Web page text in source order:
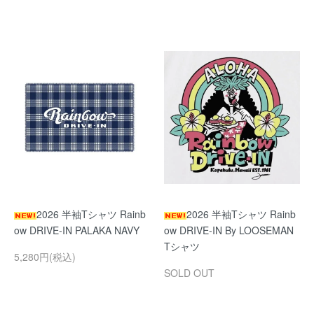
2026 半袖Tシャツ Rainb
ow DRIVE-IN PALAKA NAVY
5,280円(税込)
2026 半袖Tシャツ Rainb
ow DRIVE-IN By LOOSEMAN
Tシャツ
SOLD OUT